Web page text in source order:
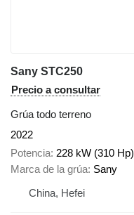
Sany STC250
Precio a consultar
Grúa todo terreno
2022
Potencia 228 kW (310 Hp)
Marca de la grúa Sany
China, Hefei